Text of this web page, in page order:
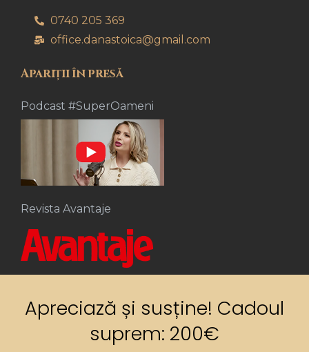
0740 205 369
office.danastoica@gmail.com
Apariții în presă
Podcast #SuperOameni
Revista Avantaje
Apreciază și susține! Cadoul
suprem: 200€